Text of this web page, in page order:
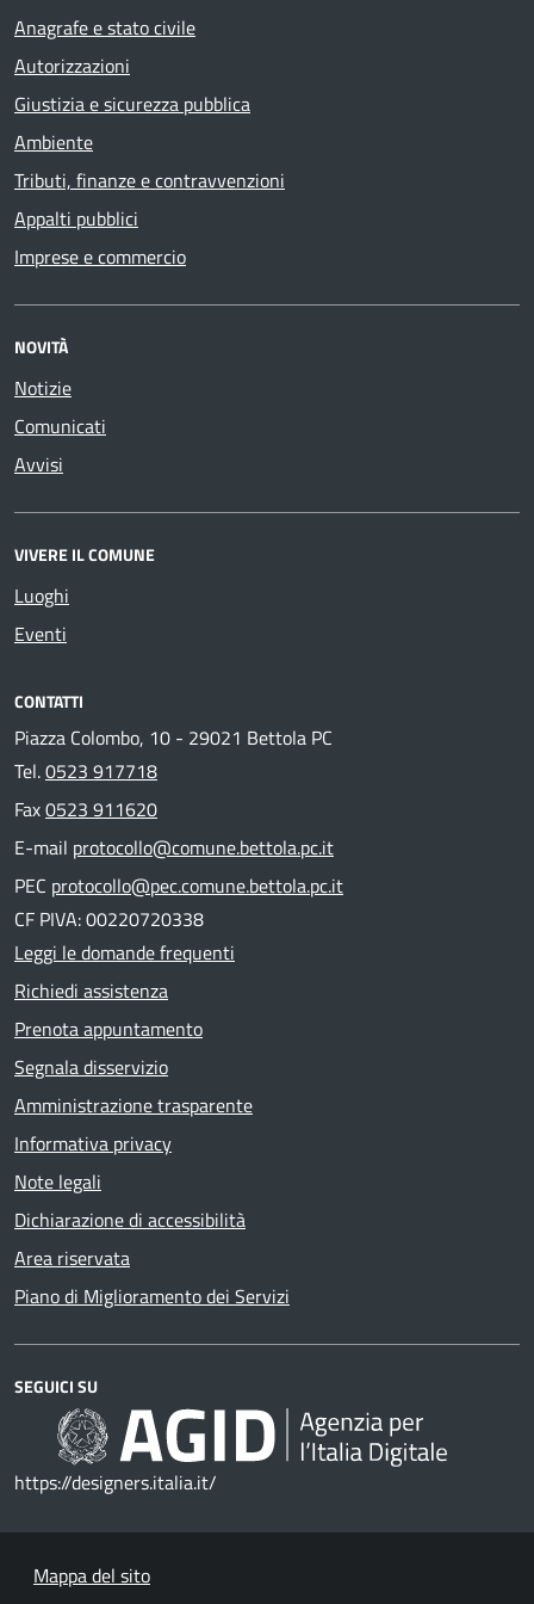
Anagrafe e stato civile
Autorizzazioni
Giustizia e sicurezza pubblica
Ambiente
Tributi, finanze e contravvenzioni
Appalti pubblici
Imprese e commercio
NOVITÀ
Notizie
Comunicati
Avvisi
VIVERE IL COMUNE
Luoghi
Eventi
CONTATTI
Piazza Colombo, 10 - 29021 Bettola PC
Tel.0523 917718
Fax0523 911620
E-mail protocollo@comune.bettola.pc.it
PEC protocollo@pec.comune.bettola.pc.it
CF PIVA: 00220720338
Leggi le domande frequenti
Richiedi assistenza
Prenota appuntamento
Segnala disservizio
Amministrazione trasparente
Informativa privacy
Note legali
Dichiarazione di accessibilità
Area riservata
Piano di Miglioramento dei Servizi
SEGUICI SU
https://designers.italia.it/
Mappa del sito